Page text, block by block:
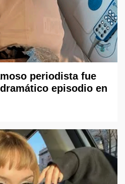
periodista fue
episodio en